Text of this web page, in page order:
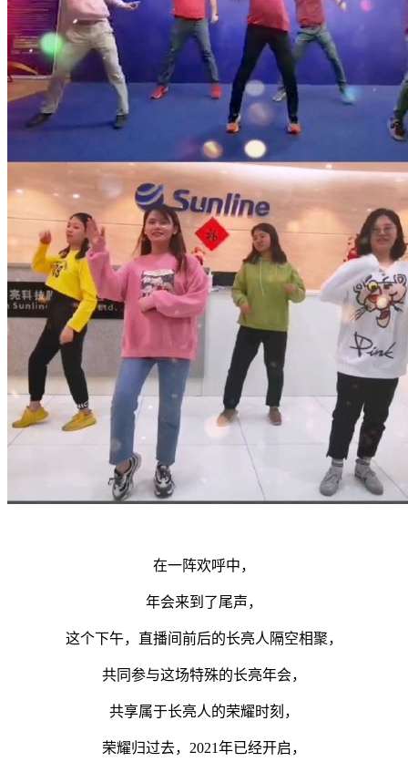
在一阵欢呼中，
年会来到了尾声，
这个下午，直播间前后的长亮人隔空相聚，
共同参与这场特殊的长亮年会，
共享属于长亮人的荣耀时刻，
荣耀归过去，2021年已经开启，